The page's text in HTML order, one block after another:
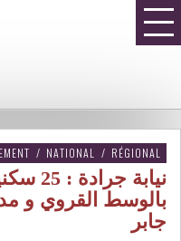
/ NATIONAL / RÉGIONAL
نيابة
بالوسط القروي و
جابر